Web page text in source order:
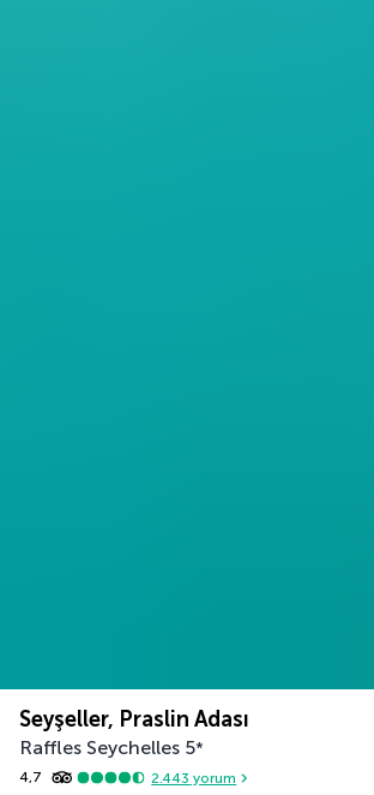
Seyşeller, Praslin Adası
Raffles Seychelles 5*
4,7 2.443 yorum